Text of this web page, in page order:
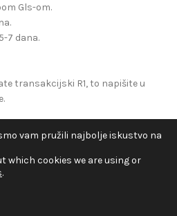
Gls-om.
7 dana.
transakcijski R1, to napišite u
ste dobili oštecen proizvod ili
slici na webu.
novi proizvod u zamjenu.
- Sva prava pridržana
vam pružili najbolje iskustvo na
which cookies we are using or
.